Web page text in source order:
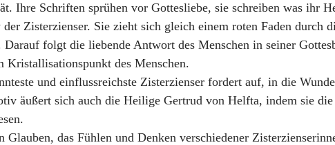
Ihre Schriften sprühen vor Gottesliebe, sie schreiben was ihr
Zisterzienser. Sie zieht sich gleich einem roten Faden durch
Darauf folgt die liebende Antwort des Menschen in seiner
Kristallisationspunkt des Menschen.
und einflussreichste Zisterzienser fordert auf, in die
äußert sich auch die Heilige Gertrud von Helfta, indem sie
das Fühlen und Denken verschiedener